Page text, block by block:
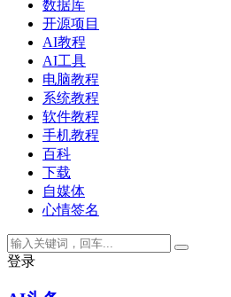
数据库
开源项目
AI教程
AI工具
电脑教程
系统教程
软件教程
手机教程
百科
下载
自媒体
心情签名
登录